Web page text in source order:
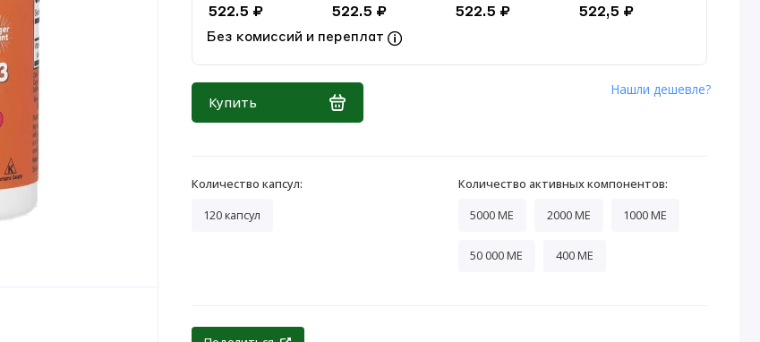
522.5 ₽ 522.5 ₽ 522.5 ₽ 522,5 ₽
Без комиссий и переплат
Купить
Нашли дешевле?
Количество капсул:
120 капсул
Количество активных компонентов:
5000 МЕ
2000 МЕ 1000 МЕ
50 000 МЕ 400 МЕ